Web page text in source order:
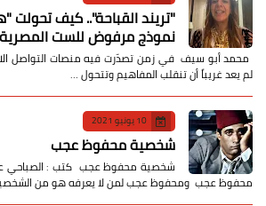
​"تريند القباحة".. كيف تحولت
نموذج مرفوض للست
محمد أبو سيف ​في زمن تصدّرت فيه منصات التواصل
لم يعد غريباً أن تنقلب المفاهيم وتتحول …
10 يونيو 2021
شخصية محفوظ عجب
شخصية محفوظ عجب كتب : الصباحي
محفوظ عجب ومحفوظ عجب لمن لا يعرفه هو من